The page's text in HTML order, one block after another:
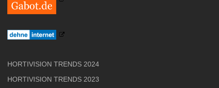
HORTIVISION TRENDS 2024
HORTIVISION TRENDS 2023